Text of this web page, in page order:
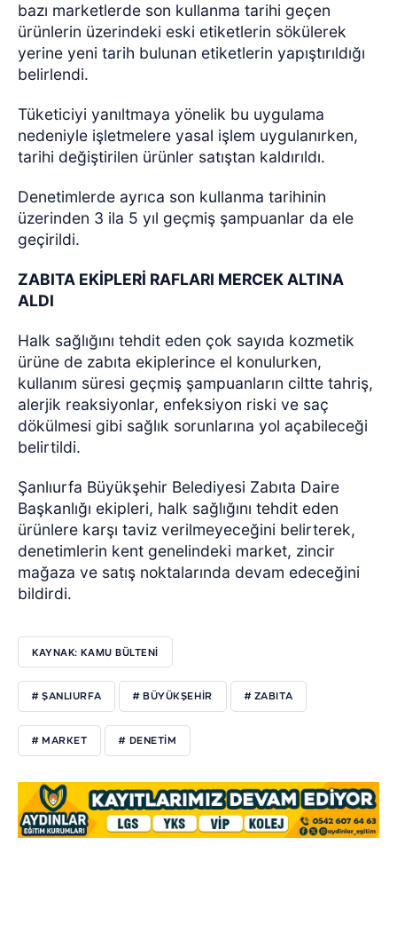
bazı marketlerde son kullanma tarihi geçen
ürünlerin üzerindeki eski etiketlerin sökülerek
yerine yeni tarih bulunan etiketlerin yapıştırıldığı
belirlendi.
Tüketiciyi yanıltmaya yönelik bu uygulama
nedeniyle işletmelere yasal işlem uygulanırken,
tarihi değiştirilen ürünler satıştan kaldırıldı.
Denetimlerde ayrıca son kullanma tarihinin
üzerinden 3 ila 5 yıl geçmiş şampuanlar da ele
geçirildi.
ZABITA EKİPLERİ RAFLARI MERCEK ALTINA
ALDI
Halk sağlığını tehdit eden çok sayıda kozmetik
ürüne de zabıta ekiplerince el konulurken,
kullanım süresi geçmiş şampuanların ciltte tahriş,
alerjik reaksiyonlar, enfeksiyon riski ve saç
dökülmesi gibi sağlık sorunlarına yol açabileceği
belirtildi.
Şanlıurfa Büyükşehir Belediyesi Zabıta Daire
Başkanlığı ekipleri, halk sağlığını tehdit eden
ürünlere karşı taviz verilmeyeceğini belirterek,
denetimlerin kent genelindeki market, zincir
mağaza ve satış noktalarında devam edeceğini
bildirdi.
KAYNAK: KAMU BÜLTENİ
# ŞANLIURFA # BÜYÜKŞEHİR # ZABITA
# MARKET # DENETİM